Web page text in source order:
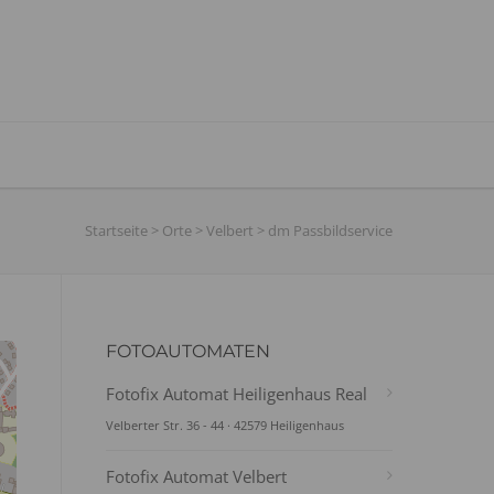
Startseite > Orte > Velbert > dm Passbildservice
FOTOAUTOMATEN
Fotofix Automat Heiligenhaus Real
Velberter Str. 36 - 44 · 42579 Heiligenhaus
Fotofix Automat Velbert